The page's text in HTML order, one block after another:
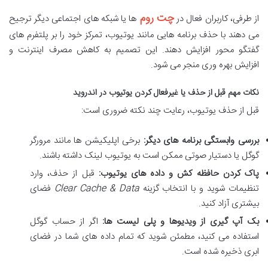
از طرفی، کاربران فعال درچت روم ها یا شبکه های اجتماعی دیگر ترجیح
می دهند با حذف برنامه هایی مانند یوتیوب، تمرکز خود را بر پلتفرم های
گفتگو محور افزایش دهند. این تصمیم به کاهش مصرف اینترنت و
افزایش بهره وری منجر می شود.
نکات مهم قبل از حذف یا غیرفعال کردن یوتیوب در اندروید
قبل از حذف یوتیوب، رعایت چند نکته ضروری است:
بررسی وابستگی برنامه های دیگر: برخی اپلیکیشن ها مانند مرورگر
گوگل یا دستیار صوتی ممکن است به یوتیوب لینک داشته باشند.
پاک کردن حافظه کش و داده های یوتیوب: قبل از حذف، وارد
تنظیمات شوید و با انتخاب گزینهClear Cache & Data فضای
بیشتری آزاد کنید.
بک آپ گیری از ویدیوها و پلی لیست ها: اگر از حساب گوگل
استفاده می کنید، مطمئن شوید که تمام داده های شما در فضای
ابری ذخیره شده است.